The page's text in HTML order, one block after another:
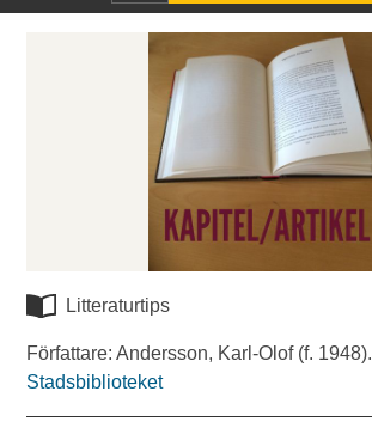
Litteraturtips
Författare: Andersson, Karl-Olof (f. 1948).
Stadsbiblioteket